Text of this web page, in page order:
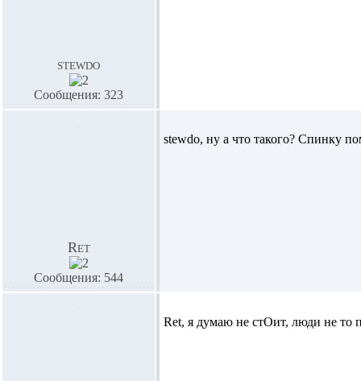
stewdo
Сообщения: 323
Ret
Сообщения: 544
stewdo, ну а что такого? Спинку
Ret, я думаю не стОит, люди не